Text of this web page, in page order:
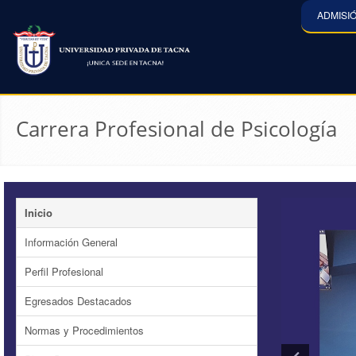
Carrera Profesional de Psicología
Inicio
Información General
Perfil Profesional
Egresados Destacados
Normas y Procedimientos